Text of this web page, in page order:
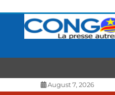
contenu
La presse
August 7, 2026